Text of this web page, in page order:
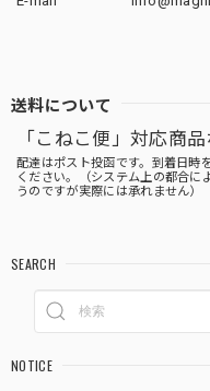
送料について
「こねこ便」対応商
配達はポスト投函です。到着日時
ください。（システム上の都合に
うのですが実際には承れません）
SEARCH
NOTICE